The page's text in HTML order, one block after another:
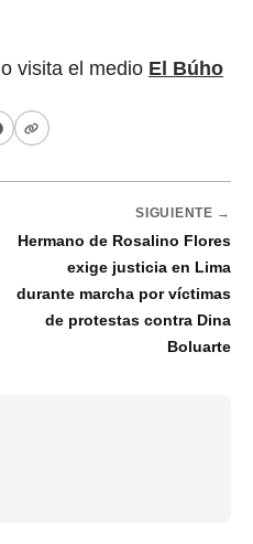
o visita el medio El Búho
SIGUIENTE →
Hermano de Rosalino Flores
exige justicia en Lima
durante marcha por víctimas
de protestas contra Dina
Boluarte